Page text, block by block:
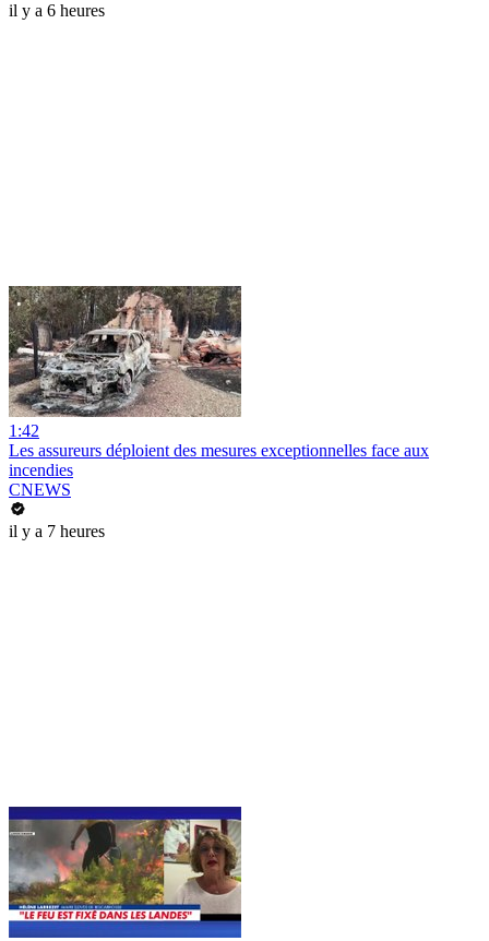
il y a 6 heures
1:42
Les assureurs déploient des mesures exceptionnelles face aux
incendies
CNEWS
il y a 7 heures